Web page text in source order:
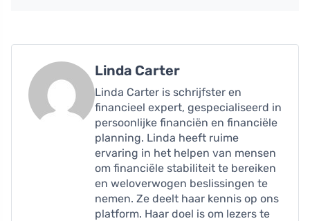
Linda Carter
Linda Carter is schrijfster en
financieel expert, gespecialiseerd in
persoonlijke financiën en financiële
planning. Linda heeft ruime
ervaring in het helpen van mensen
om financiële stabiliteit te bereiken
en weloverwogen beslissingen te
nemen. Ze deelt haar kennis op ons
platform. Haar doel is om lezers te